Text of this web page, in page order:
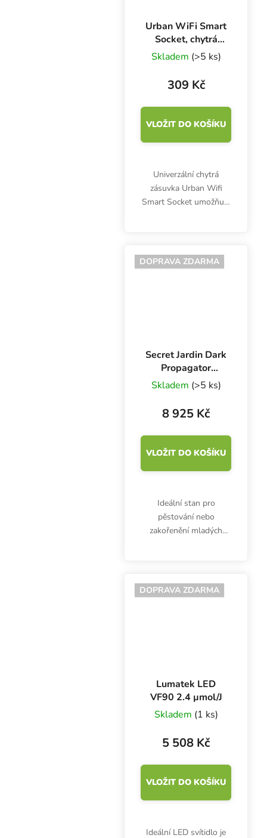
Urban WiFi Smart
Socket, chytrá
zásuvka
Skladem (>5 ks)
309 Kč
VLOŽIT DO KOŠÍKU
Univerzální chytrá
zásuvka Urban Wifi
Smart Socket umožňuje
čerpadel a jiných
elektrických zařízení. Je...
DOPRAVA ZDARMA
Secret Jardin Dark
Propagator
120x60x190 cm,
DP120 R4.0
Skladem (>5 ks)
8 925 Kč
VLOŽIT DO KOŠÍKU
Ideální stan pro
pěstování nebo
zakořenění mladých
pevnými zipy a
ochranným dnem.
DOPRAVA ZDARMA
Lumatek LED
VF90 2.4 µmol/J
Skladem (1 ks)
5 508 Kč
VLOŽIT DO KOŠÍKU
Ideální LED svítidlo je